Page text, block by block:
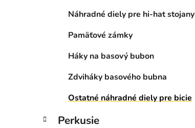
Náhradné diely pre hi-hat stojany
Pamäťové zámky
Háky na basový bubon
Zdviháky basového bubna
Ostatné náhradné diely pre bicie
Perkusie